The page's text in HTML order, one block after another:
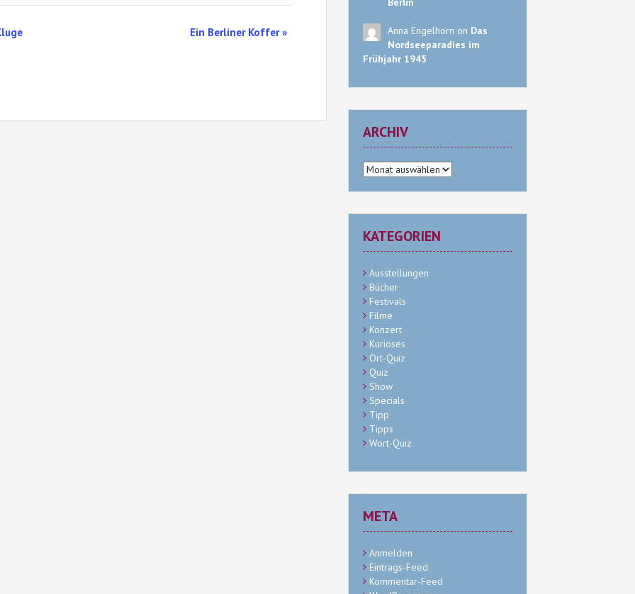
Ein Berliner Koffer» Anna Engelhorn on Das
Nordseeparadies im
Frühjahr 1945
ARCHIV
Archiv
KATEGORIEN
Ausstellungen
Bücher
Festivals
Filme
Konzert
Kurioses
Ort-Quiz
Quiz
Show
Specials
Tipp
Tipps
Wort-Quiz
META
Anmelden
Eintrags-Feed
Kommentar-Feed